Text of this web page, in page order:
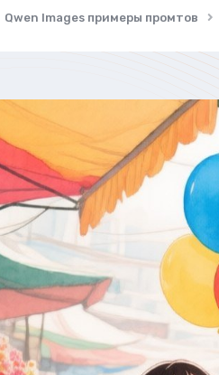
Qwen Images примеры промтов